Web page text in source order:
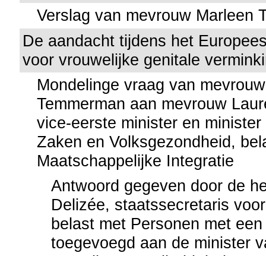
Verslag van mevrouw Marleen
De aandacht tijdens het
voor vrouwelijke genitale
Mondelinge vraag van
Temmerman aan mevrouw
vice-eerste minister en
Zaken en Volksgezondheid,
Maatschappelijke Integratie
Antwoord gegeven door de
Delizée, staatssecretaris
belast met Personen met
toegevoegd aan de minister